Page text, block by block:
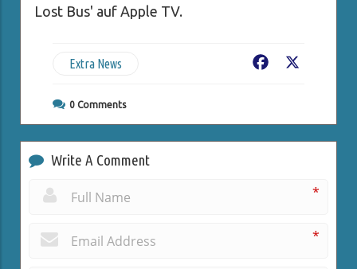
Lost Bus' auf Apple TV.
Extra News Facebook
0 Comments
Write A Comment
*
*